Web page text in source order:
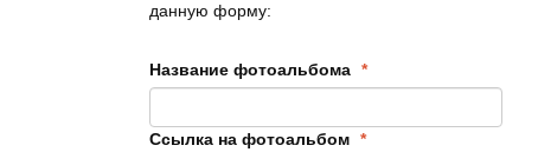
данную форму:
Название фотоальбома *
Ссылка на фотоальбом *